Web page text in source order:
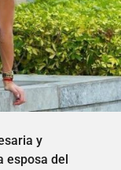
y
del